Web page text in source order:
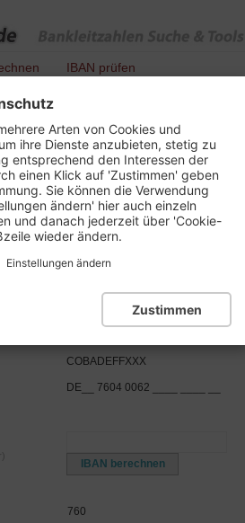
IBAN prüfen
Commerzbank CC
:
Commerzbank CC Nürnberg
COBADEFFXXX
DE__ 7604 0062 ____ ____ __
760
Arten von Cookies und
ihre Dienste anzubieten, stetig zu
entsprechend den Interessen der
einen Klick auf 'Zustimmen' geben
Sie können die Verwendung
ändern' hier auch einzeln
und danach jederzeit über 'Cookie-
wieder ändern.
Einstellungen ändern
Zustimmen